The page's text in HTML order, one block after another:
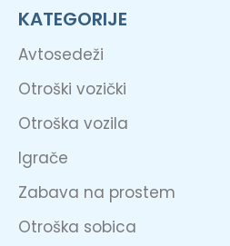
KATEGORIJE
Avtosedeži
Otroški vozički
Otroška vozila
Igrače
Zabava na prostem
Otroška sobica